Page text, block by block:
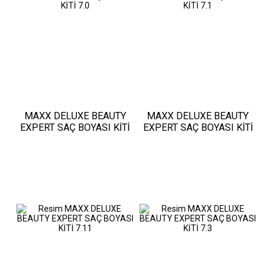
MAXX DELUXE BEAUTY
EXPERT SAÇ BOYASI KİTİ
MAXX DELUXE BEAUTY
EXPERT SAÇ BOYASI KİTİ